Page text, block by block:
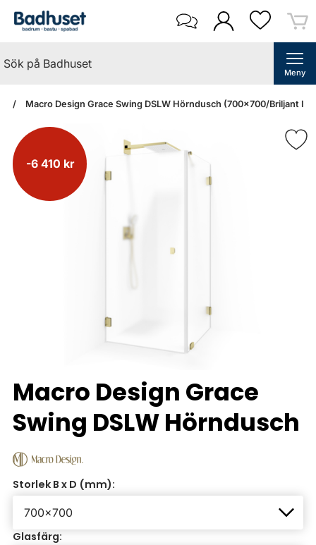
Meny
Macro Design Grace Swing DSLW Hörndusch (700x700/Briljant
-6 410 kr
Macro Design Grace
Swing DSLW Hörndusch
Storlek B x D (mm):
Glasfärg: